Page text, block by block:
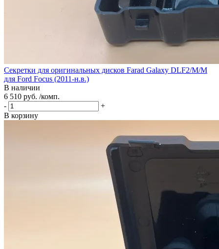
Секретки для оригинальных дисков Farad Galaxy DLF2/M/M
для Ford Focus (2011-н.в.)
В наличии
6 510 руб. /комп.
-
+
В корзину